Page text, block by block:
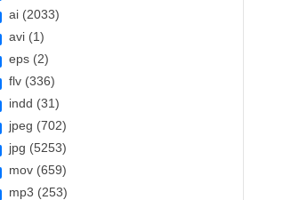
ai (2033)
avi (1)
eps (2)
flv (336)
indd (31)
jpeg (702)
jpg (5253)
mov (659)
mp3 (253)